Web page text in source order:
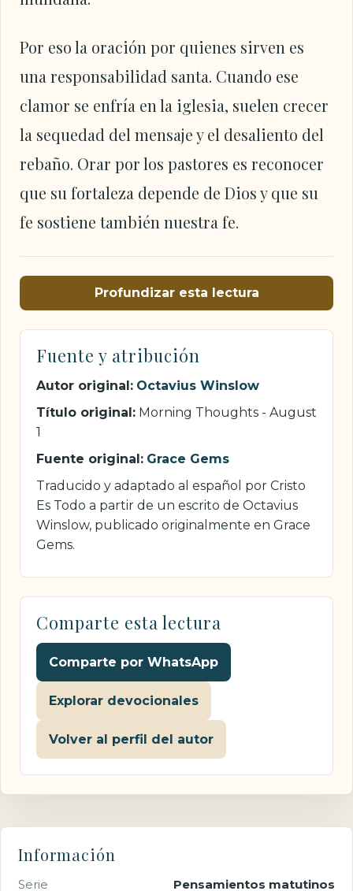
Por eso la oración por quienes sirven es
una responsabilidad santa. Cuando ese
clamor se enfría en la iglesia, suelen crecer
la sequedad del mensaje y el desaliento del
rebaño. Orar por los pastores es reconocer
que su fortaleza depende de Dios y que su
fe sostiene también nuestra fe.
Profundizar esta lectura
Fuente y atribución
Autor original: Octavius Winslow
Título original: Morning Thoughts - August
1
Fuente original: Grace Gems
Traducido y adaptado al español por Cristo
Es Todo a partir de un escrito de Octavius
Winslow, publicado originalmente en Grace
Gems.
Comparte esta lectura
Comparte por WhatsApp
Explorar devocionales
Volver al perfil del autor
Información
Serie Pensamientos matutinos